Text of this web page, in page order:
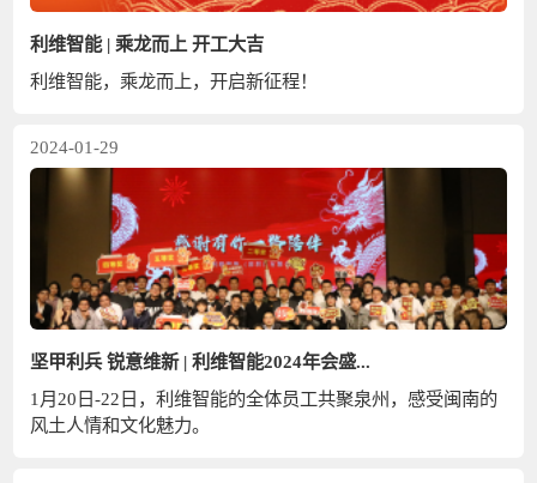
利维智能 | 乘龙而上 开工大吉
利维智能，乘龙而上，开启新征程！
2024-01-29
坚甲利兵 锐意维新 | 利维智能2024年会盛...
1月20日-22日，利维智能的全体员工共聚泉州，感受闽南的
风土人情和文化魅力。